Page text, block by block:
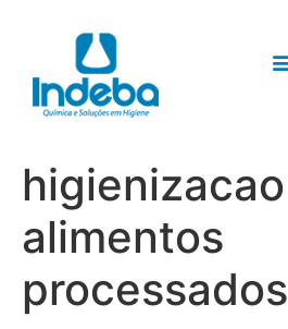
higienizacao
alimentos
processados